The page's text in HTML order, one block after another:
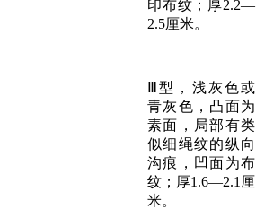
印布纹；厚2.2—
2.5厘米。
Ⅲ型，浅灰色或
青灰色，凸面为
素面，局部有类
似细绳纹的纵向
沟痕，凹面为布
纹；厚1.6—2.1厘
米。